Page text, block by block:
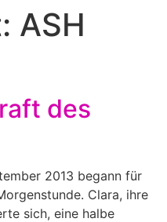
ASH
des
2013 begann für
Clara, ihre
sich, eine halbe